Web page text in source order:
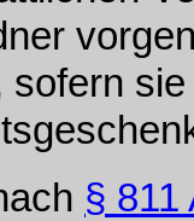
sofern
§ 811